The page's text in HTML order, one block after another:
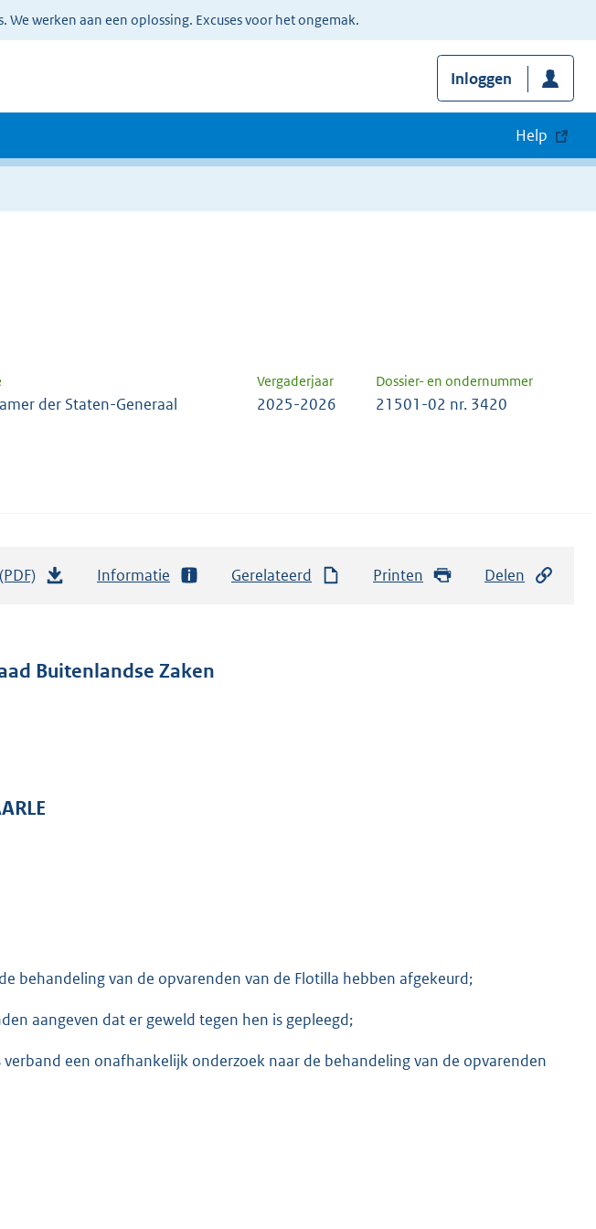
werken aan een oplossing. Excuses voor het ongemak.
Inloggen
Help
Vergaderjaar Dossier- en ondernummer
der Staten-Generaal 2025-2026 21501-02 nr. 3420
a
r
3
K
Informatie Gerelateerd Printen Delen
Buitenlandse Zaken
behandeling van de opvarenden van de Flotilla hebben afgekeurd;
aangeven dat er geweld tegen hen is gepleegd;
een onafhankelijk onderzoek naar de behandeling van de opvarenden